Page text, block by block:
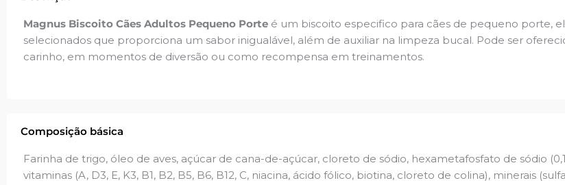
Magnus Biscoito Cães Adultos Pequeno Porte é um biscoito especifico para cães de pequeno porte,
selecionados que proporciona um sabor inigualável, além de auxiliar na limpeza bucal. Pode ser
carinho, em momentos de diversão ou como recompensa em treinamentos.
Composição básica
Farinha de trigo, óleo de aves, açúcar de cana-de-açúcar, cloreto de sódio, hexametafosfato de sódio
vitaminas (A, D3, E, K3, B1, B2, B5, B6, B12, C, niacina, ácido fólico, biotina, cloreto de colina), minerais